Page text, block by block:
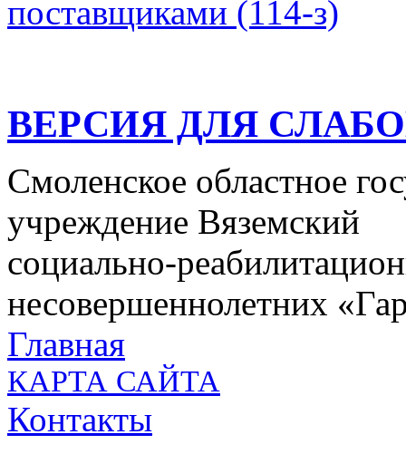
поставщиками (114-з)
ВЕРСИЯ ДЛЯ
Смоленское областное
учреждение Вяземский
социально-
несовершеннолетних
Главная
КАРТА САЙТА
Контакты